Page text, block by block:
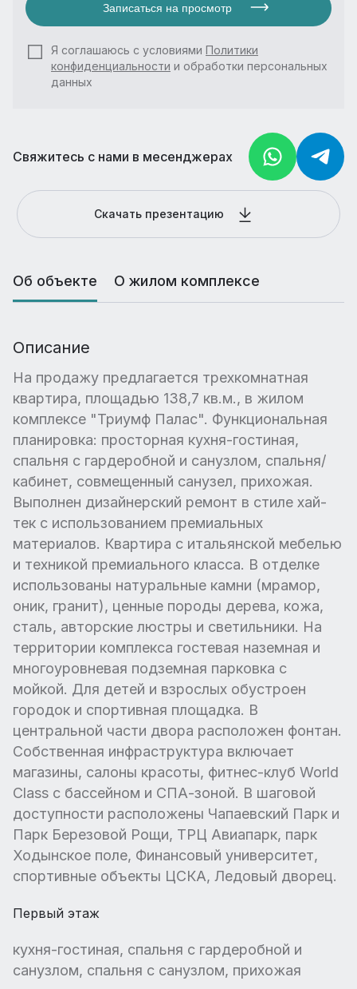
Записаться на просмотр
Я соглашаюсь с условиями Политики
конфиденциальности и обработки персональных
данных
Свяжитесь с нами в месенджерах
Скачать презентацию
Об объекте О жилом комплексе
Описание
На продажу предлагается трехкомнатная
квартира, площадью 138,7 кв.м., в жилом
комплексе "Триумф Палас". Функциональная
планировка: просторная кухня-гостиная,
спальня с гардеробной и санузлом, спальня/
кабинет, совмещенный санузел, прихожая.
Выполнен дизайнерский ремонт в стиле хай-
тек с использованием премиальных
материалов. Квартира с итальянской мебелью
и техникой премиального класса. В отделке
использованы натуральные камни (мрамор,
оник, гранит), ценные породы дерева, кожа,
сталь, авторские люстры и светильники. На
территории комплекса гостевая наземная и
многоуровневая подземная парковка с
мойкой. Для детей и взрослых обустроен
городок и спортивная площадка. В
центральной части двора расположен фонтан.
Собственная инфраструктура включает
магазины, салоны красоты, фитнес-клуб World
Class с бассейном и СПА-зоной. В шаговой
доступности расположены Чапаевский Парк и
Парк Березовой Рощи, ТРЦ Авиапарк, парк
Ходынское поле, Финансовый университет,
спортивные объекты ЦСКА, Ледовый дворец.
Первый этаж
кухня-гостиная, спальня с гардеробной и
санузлом, спальня с санузлом, прихожая